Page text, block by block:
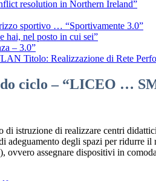
resolution in Northern Ireland”
sportivo … “Sportivamente 3.0”
hai, nel posto in cui sei”
– 3.0”
Titolo: Realizzazione di Rete
ciclo – “LICEO …
istruzione di realizzare centri
adeguamento degli spazi per ridurre
assegnare dispositivi in